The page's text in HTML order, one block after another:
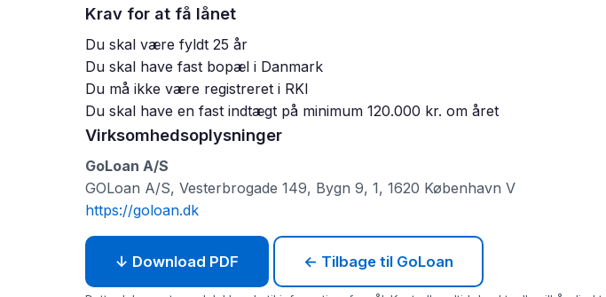
Krav for at få lånet
Du skal være fyldt 25 år
Du skal have fast bopæl i Danmark
Du må ikke være registreret i RKI
Du skal have en fast indtægt på minimum 120.000 kr. om året
Virksomhedsoplysninger
GoLoan A/S
GOLoan A/S, Vesterbrogade 149, Bygn 9, 1, 1620 København V
https://goloan.dk
↓ Download PDF ← Tilbage til GoLoan